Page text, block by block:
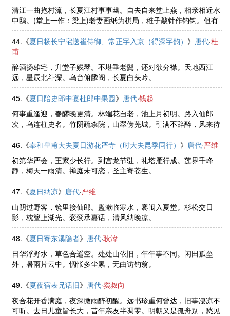
清江一曲抱村流，长夏江村事事幽。自去自来堂上燕，相亲相近水
中鸥。(堂上一作：梁上)老妻画纸为棋局，稚子敲针作钓钩。但有
故人供禄米，微躯此外更何求？
44.《夏日杨长宁宅送崔侍御、常正字入京（得深字韵） 》 唐代·杜
甫
醉酒扬雄宅，升堂子贱琴。不堪垂老鬓，还对欲分襟。天地西江
远，星辰北斗深。乌台俯麟阁，长夏白头吟。
45.《夏日陪史郎中宴杜郎中果园》 唐代·钱起
何事重逢迎，春醪晚更清。林端花自老，池上月初明。路入仙郎
次，乌连柱史名。竹阴疏柰院，山翠傍芜城。引满不辞醉，风来待
曙更。
46.《奉和皇甫大夫夏日游花严寺（时大夫昆季同行） 》 唐代·严维
初第华严会，王家少长行。到宫龙节驻，礼塔雁行成。莲界千峰
静，梅天一雨清。禅庭未可恋，圣主寄苍生。
47.《夏日纳凉》 唐代·严维
山阴过野客，镜里接仙郎。盥漱临寒水，褰闱入夏堂。杉松交日
影，枕簟上湖光。衮衮承嘉话，清风纳晚凉。
48.《夏日寄东溪隐者》 唐代·耿湋
日华浮野水，草色合遥空。处处山依旧，年年事不同。闲田孤垒
外，暑雨片云中。惆怅多尘累，无由访钓翁。
49.《夏夜宿表兄话旧》 唐代·窦叔向
夜合花开香满庭，夜深微雨醉初醒。远书珍重何曾达，旧事凄凉不
可听。去日儿童皆长大，昔年亲友半凋零。明朝又是孤舟别，愁见